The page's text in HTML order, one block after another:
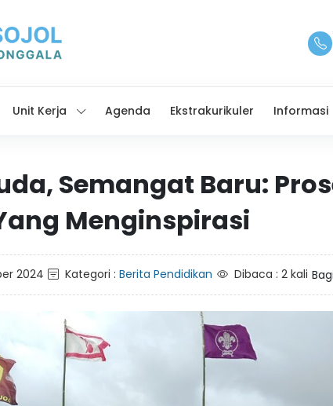
Unit Kerja Agenda Ekstrakurikuler Informasi
Semangat Baru:
Menginspirasi
2024 Kategori :Berita Pendidikan Dibaca : 2 kali